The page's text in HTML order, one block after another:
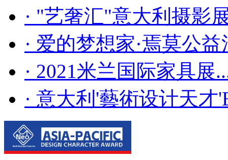
· "艺奢汇"​意大利摄影
· 爱的梦想家·焉莫公益
· 2021米兰国际家具展
· 意大利'藝術设计天才